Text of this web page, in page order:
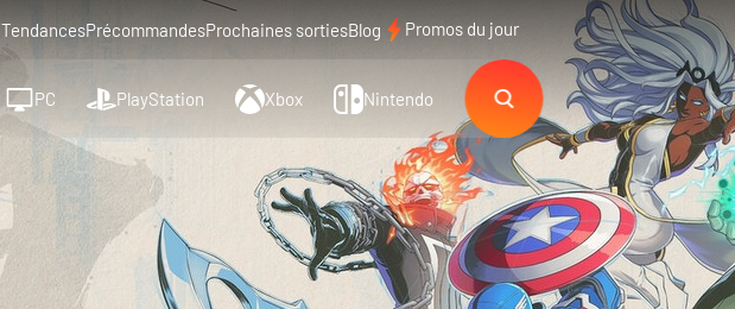
TendancesPrécommandesProchaines sortiesBlog Promos du jour
PC PlayStation Xbox Nintendo